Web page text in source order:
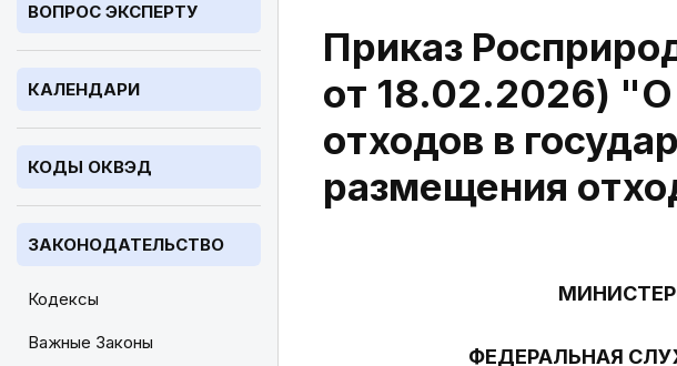
ВОПРОС ЭКСПЕРТУ
КАЛЕНДАРИ
КОДЫ ОКВЭД
ЗАКОНОДАТЕЛЬСТВО
Кодексы
Важные Законы
Приказ
от 18.02.2026)
отходов в
размещения
ФЕДЕРАЛЬНАЯ